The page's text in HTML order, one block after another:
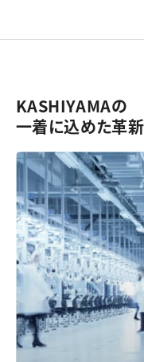
KASHIYAMAの
一着に込めた革